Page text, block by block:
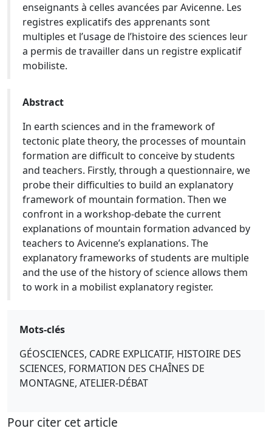
enseignants à celles avancées par Avicenne. Les
registres explicatifs des apprenants sont
multiples et l’usage de l’histoire des sciences leur
a permis de travailler dans un registre explicatif
mobiliste.
Abstract
In earth sciences and in the framework of
tectonic plate theory, the processes of mountain
formation are difficult to conceive by students
and teachers. Firstly, through a questionnaire, we
probe their difficulties to build an explanatory
framework of mountain formation. Then we
confront in a workshop-debate the current
explanations of mountain formation advanced by
teachers to Avicenne’s explanations. The
explanatory frameworks of students are multiple
and the use of the history of science allows them
to work in a mobilist explanatory register.
Mots-clés
GÉOSCIENCES, CADRE EXPLICATIF, HISTOIRE DES
SCIENCES, FORMATION DES CHAÎNES DE
MONTAGNE, ATELIER-DÉBAT
Pour citer cet article